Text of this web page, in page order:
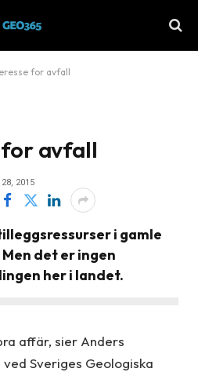
for avfall
avfall
2015
i gamle
det er ingen
her i landet.
affär, sier Anders
Sveriges Geologiska